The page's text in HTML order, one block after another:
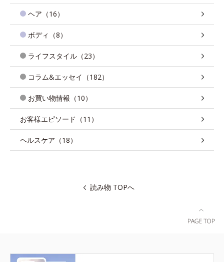
ヘア（16）
ボディ（8）
ライフスタイル（23）
コラム&エッセイ（182）
お買い物情報（10）
お客様エピソード（11）
ヘルスケア（18）
読み物 TOPへ